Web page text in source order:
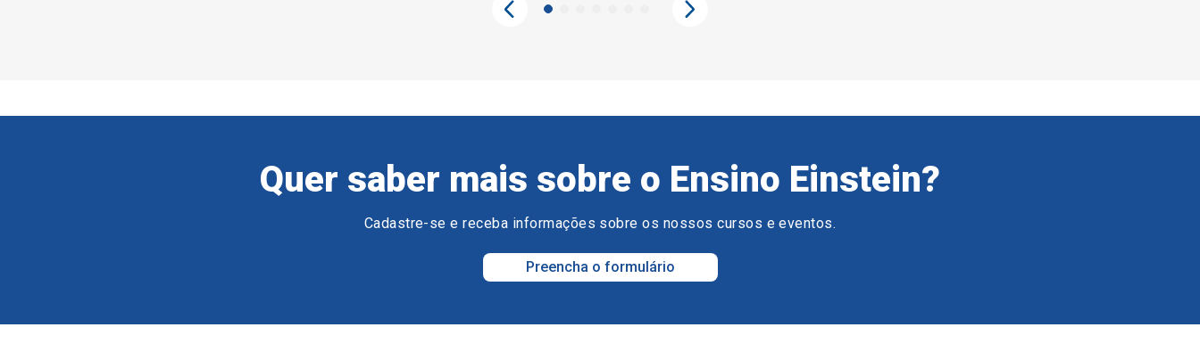
Quer saber mais sobre o Ensino Einstein?
Cadastre-se e receba informações sobre os nossos cursos e eventos.
Preencha o formulário